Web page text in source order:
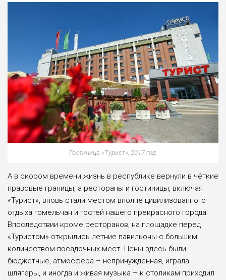
Гостиница «Турист», 2017 год.
А в скором времени жизнь в республике вернули в чёткие
правовые границы, а рестораны и гостиницы, включая
«Турист», вновь стали местом вполне цивилизованного
отдыха гомельчан и гостей нашего прекрасного города.
Впоследствии кроме ресторанов, на площадке перед
«Туристом» открылись летние павильоны с большим
количеством посадочных мест. Цены здесь были
бюджетные, атмосфера – непринужденная, играла
шлягеры, и иногда и живая музыка – к столикам приходил